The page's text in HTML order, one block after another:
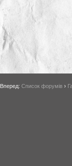
Вперед: Список форумів ›